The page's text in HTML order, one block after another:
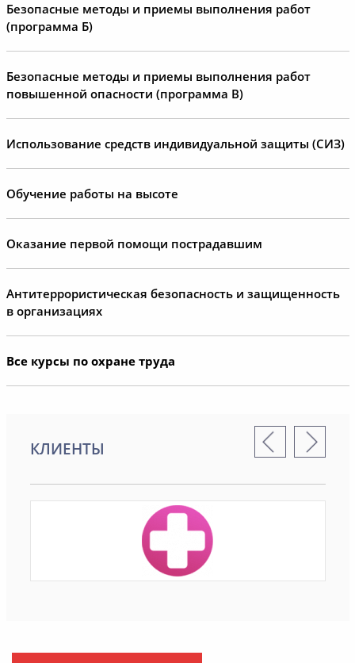
Безопасные методы и приемы выполнения работ
(программа Б)
Безопасные методы и приемы выполнения работ
повышенной опасности (программа В)
Использование средств индивидуальной защиты (СИЗ)
Обучение работы на высоте
Оказание первой помощи пострадавшим
Антитеррористическая безопасность и защищенность
в организациях
Все курсы по охране труда
КЛИЕНТЫ